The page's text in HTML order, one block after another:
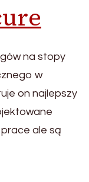
na stopy
w
on najlepszy
ale są